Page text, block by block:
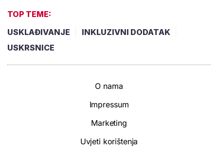
TOP TEME:
USKLAĐIVANJE
INKLUZIVNI DODATAK
USKRSNICE
O nama
Impressum
Marketing
Uvjeti korištenja